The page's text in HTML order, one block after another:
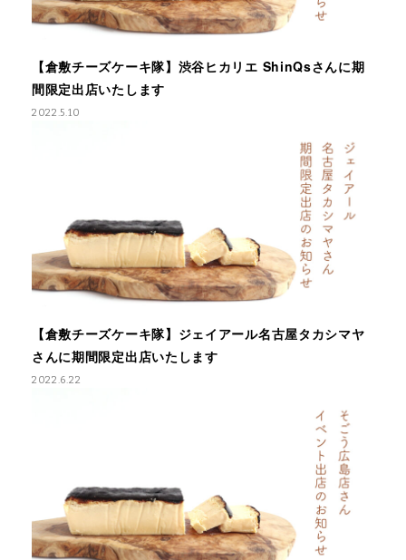
【倉敷チーズケーキ隊】渋谷ヒカリエ ShinQsさんに期
間限定出店いたします
2022.5.10
【倉敷チーズケーキ隊】ジェイアール名古屋タカシマヤ
さんに期間限定出店いたします
2022.6.22